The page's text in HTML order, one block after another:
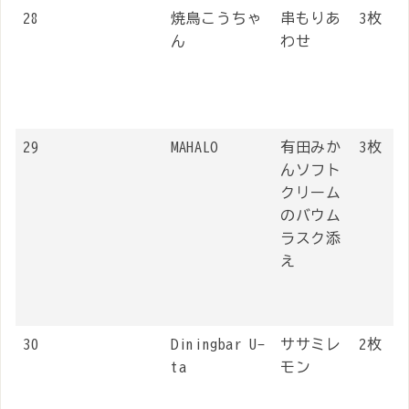
28
焼鳥こうちゃ
ん
串もりあ
わせ
3枚
29 MAHALO
有田みか
んソフト
クリーム
のバウム
ラスク添
え
3枚
30
Diningbar U-
ta
ササミレ
モン
2枚